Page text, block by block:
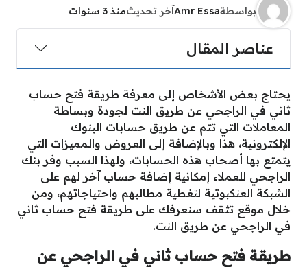
بواسطةAmr Essaآخر تحديثمنذ 3 سنوات
عناصر المقال
يحتاج بعض الأشخاص إلى معرفة طريقة فتح حساب
ثاني في الراجحي عن طريق النت لجودة وبساطة
المعاملات التي تتم عن طريق حسابات البنوك
الإلكترونية، هذا وبالإضافة إلى العروض والمميزات التي
يتمتع بها أصحاب هذه الحسابات، ولهذا السبب وفر بنك
الراجحي للعملاء إمكانية إضافة حساب آخر لهم على
الشبكة العنكبوتية لتغطية مطالبهم واحتياجاتهم، ومن
خلال موقع تثقف سنعرفك على طريقة فتح حساب ثاني
في الراجحي عن طريق النت.
طريقة فتح حساب ثاني في الراجحي عن